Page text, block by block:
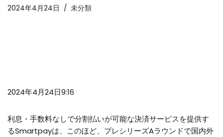
2024年4月24日 未分類
2024年4月24日9:16
利息・手数料なしで分割払いが可能な決済サービスを提供す
るSmartpayは、このほど、プレシリーズAラウンドで国内外